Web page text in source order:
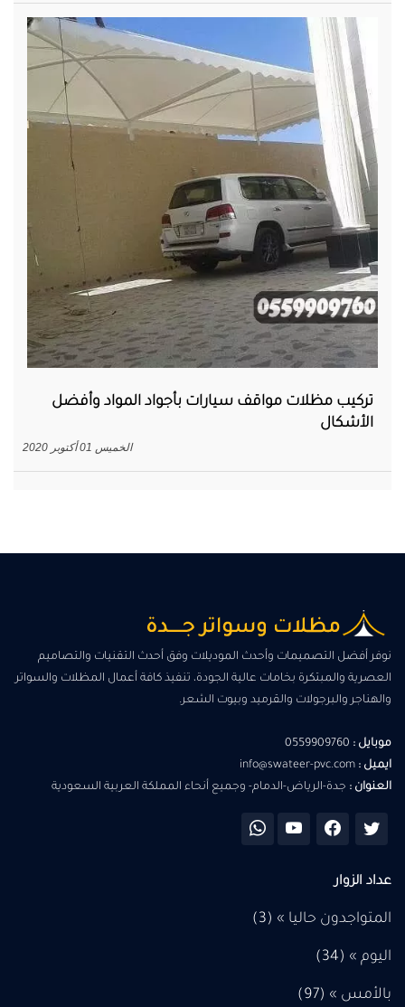
تركيب مظلات مواقف سيارات بأجواد المواد وأفضل
الأشكال
الخميس 01 أكتوبر 2020
نوفر أفضل التصميمات وأحدث الموديلات وفق أحدث التقنيات والتصاميم
العصرية والمبتكرة بخامات عالية الجودة، تنفيذ كافة أعمال المظلات والسواتر
والهناجر والبرجولات والقرميد وبيوت الشعر.
موبايل : 0559909760
ايميل :
العنوان : جدة-الرياض-الدمام- وجميع أنحاء المملكة العربية السعودية
عداد الزوار
المتواجدون حاليا » (3)
اليوم » (34
)
بالأمس » (97
)